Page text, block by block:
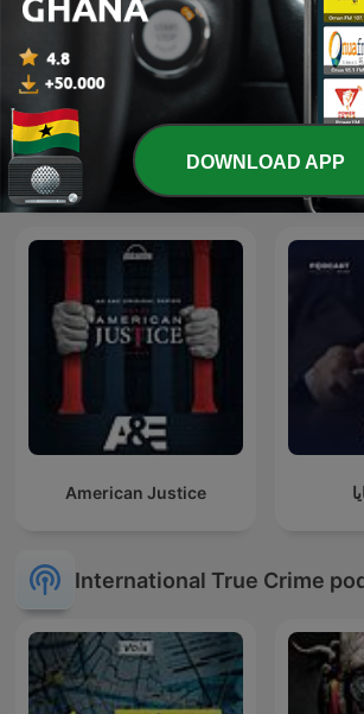
MrBallen Podcast:
Strange, Dark &
Mysterious Stories
American Justice
International True Crime
DOWNLOAD APP